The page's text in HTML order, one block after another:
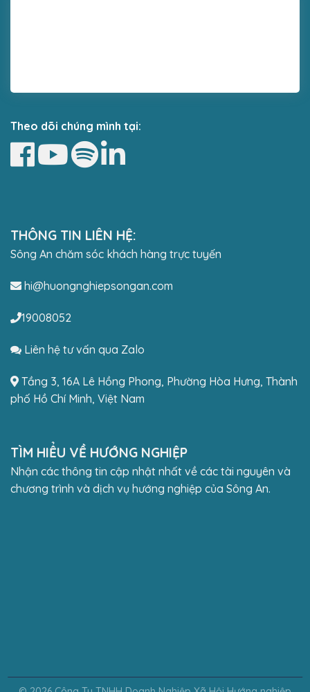
Theo dõi chúng mình tại:
THÔNG TIN LIÊN HỆ:
Sông An chăm sóc khách hàng trực tuyến
hi@huongnghiepsongan.com
19008052
Liên hệ tư vấn qua Zalo
Tầng 3, 16A Lê Hồng Phong, Phường Hòa Hưng, Thành
phố Hồ Chí Minh, Việt Nam
TÌM HIỂU VỀ HƯỚNG NGHIỆP
Nhận các thông tin cập nhật nhất về các tài nguyên và
chương trình và dịch vụ hướng nghiệp của Sông An.